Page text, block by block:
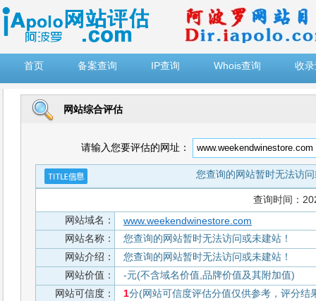
首页
备案查询 IP查询 Whois查询 收
网站综合评估
请输入您要评估的网址：
您查询的网站暂时无法访
查询时间：
网站域名：
www.weekendwinestore.com
网站名称：
您查询的网站暂时无法访问或未建站！
网站介绍：
您查询的网站暂时无法访问或未建站！
网站价值：
-元(不含域名价值,品牌价值及其附加值)
网站可信度：
1分(网站可信度评估分值仅供参考，评分结